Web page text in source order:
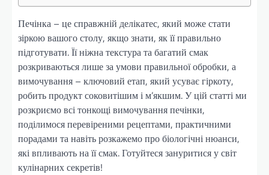
Печінка – це справжній делікатес, який може стати
зіркою вашого столу, якщо знати, як її правильно
підготувати. Її ніжна текстура та багатий смак
розкриваються лише за умови правильної обробки, а
вимочування – ключовий етап, який усуває гіркоту,
робить продукт соковитішим і м’якшим. У цій статті ми
розкриємо всі тонкощі вимочування печінки,
поділимося перевіреними рецептами, практичними
порадами та навіть розкажемо про біологічні нюанси,
які впливають на її смак. Готуйтеся зануритися у світ
кулінарних секретів!